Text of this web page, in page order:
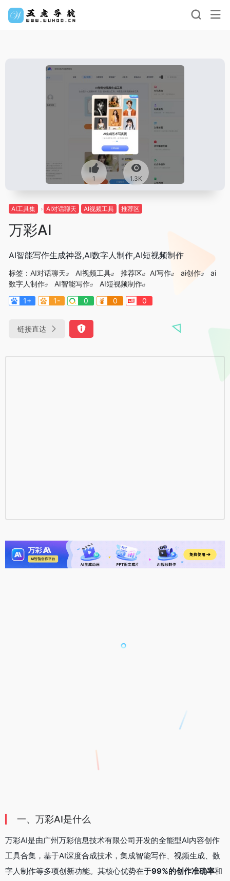
1 1.3K
AI工具集 AI对话聊天 AI视频工具 推荐区
万彩AI
AI智能写作生成神器,AI数字人制作,AI短视频制作
标签： AI对话聊天 AI视频工具 推荐区 AI写作 ai创作
ai
数字人制作
AI智能写作
AI短视频制作
1+
1- 0 0 0
链接直达
一、万彩AI是什么
万彩AI是由广州万彩信息技术有限公司开发的全能型AI内容创作
工具合集，基于AI深度合成技术，集成智能写作、视频生成、数
字人制作等多项创新功能。其核心优势在于99%的创作准确率和